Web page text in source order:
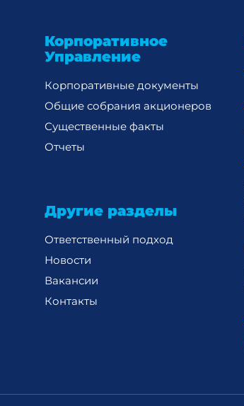
Корпоративное
Управление
Корпоративные документы
Общие собрания акционеров
Существенные факты
Отчеты
Другие разделы
Ответственный подход
Новости
Вакансии
Контакты